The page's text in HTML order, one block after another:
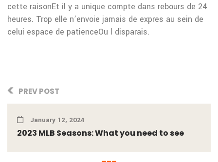
cette raisonEt il y a unique compte dans rebours de 24
heures. Trop elle n’envoie jamais de expres au sein de
celui espace de patienceOu l disparais.
PREV POST
January 12, 2024
2023 MLB Seasons: What you need to see